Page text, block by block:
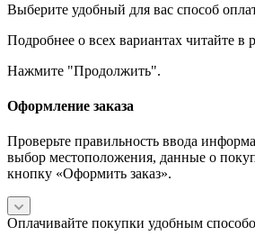
Выберите удобный для вас способ
Подробнее о всех вариантах читайте в
Нажмите "Продолжить".
Оформление заказа
Проверьте правильность ввода
выбор местоположения, данные о
кнопку «Оформить заказ».
Оплачивайте покупки удобным